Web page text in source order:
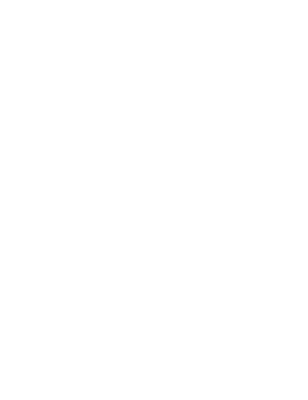
了承ください。
き作成されるも
をご了承くださ
御機器販売店・
ようお願いしま
社の共同利用者
」に記載されて
ず変更すること
下、フタル酸ジブチ
はありません。
年1月12日よ
ない年数を意
要な手段を講じ
これらの製造装
、取り引きをい
ムロン制御